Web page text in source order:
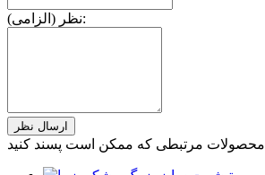
نظر (الزامی):
محصولات مرتبطی که ممکن است پسند کنید